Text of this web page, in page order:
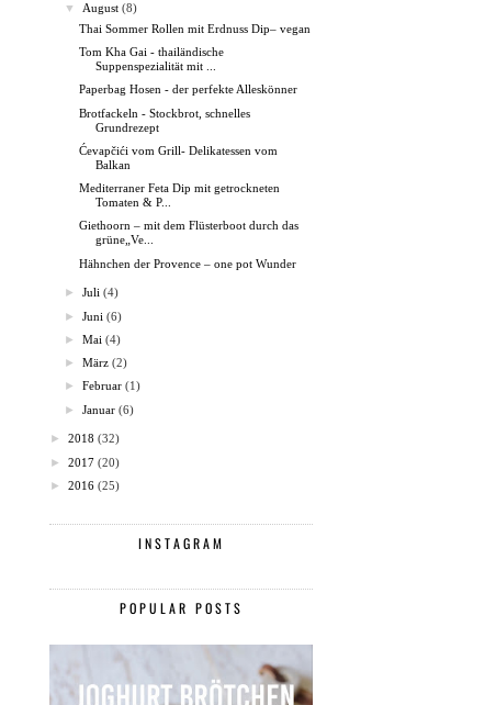
▼
August (8)
Thai Sommer Rollen mit Erdnuss Dip– vegan
Tom Kha Gai - thailändische
Suppenspezialität mit ...
Paperbag Hosen - der perfekte Alleskönner
Brotfackeln - Stockbrot, schnelles
Grundrezept
Ćevapčići vom Grill- Delikatessen vom
Balkan
Mediterraner Feta Dip mit getrockneten
Tomaten & P...
Giethoorn – mit dem Flüsterboot durch das
grüne„Ve...
Hähnchen der Provence – one pot Wunder
►Juli (4)
►Juni (6)
►Mai (4)
►März (2)
►Februar (1)
►Januar (6)
► 2018 (32)
► 2017 (20)
► 2016 (25)
INSTAGRAM
POPULAR POSTS